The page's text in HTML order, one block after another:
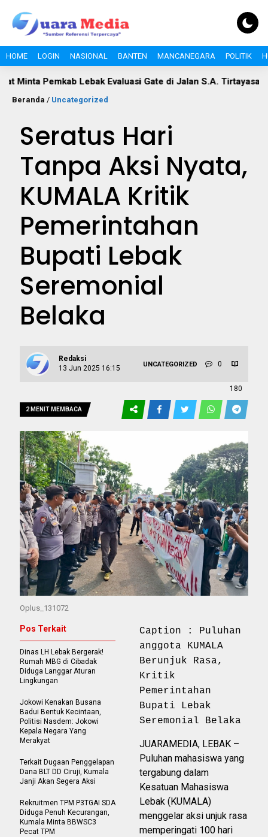
HOME LOGIN NASIONAL BANTEN MANCANEGARA POLITIK
Lebak Evaluasi Gate di Jalan S.A. Tirtayasa Polemik
Beranda / Uncategorized
Seratus Hari
Tanpa Aksi Nyata,
KUMALA Kritik
Pemerintahan
Bupati Lebak
Seremonial
Belaka
Redaksi
13 Jun 2025 16:15
UNCATEGORIZED 0
180
2 MENIT MEMBACA
Oplus_131072
Caption : Puluhan
anggota KUMALA
Berunjuk Rasa,
Kritik
Pemerintahan
Bupati Lebak
Seremonial Belaka
JUARAMEDIA, LEBAK –
Puluhan mahasiswa yang
tergabung dalam
Kesatuan Mahasiswa
Lebak (KUMALA)
menggelar aksi unjuk rasa
memperingati 100 hari
Pos Terkait
Dinas LH Lebak Bergerak!
Rumah MBG di Cibadak
Diduga Langgar Aturan
Lingkungan
Jokowi Kenakan Busana
Badui Bentuk Kecintaan,
Politisi Nasdem: Jokowi
Kepala Negara Yang
Merakyat
Terkait Dugaan Penggelapan
Dana BLT DD Ciruji, Kumala
Janji Akan Segera Aksi
Rekruitmen TPM P3TGAI SDA
Diduga Penuh Kecurangan,
Kumala Minta BBWSC3
Pecat TPM